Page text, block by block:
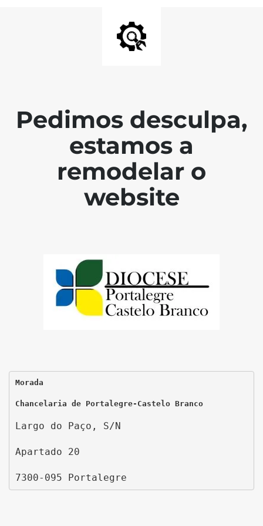
Pedimos desculpa,
estamos a
remodelar o
website
Morada
Chancelaria de Portalegre-Castelo Branco
Largo do Paço, S/N
Apartado 20
7300-095 Portalegre